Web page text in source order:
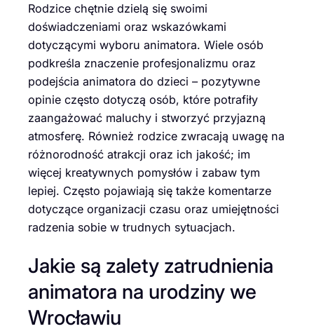
Rodzice chętnie dzielą się swoimi
doświadczeniami oraz wskazówkami
dotyczącymi wyboru animatora. Wiele osób
podkreśla znaczenie profesjonalizmu oraz
podejścia animatora do dzieci – pozytywne
opinie często dotyczą osób, które potrafiły
zaangażować maluchy i stworzyć przyjazną
atmosferę. Również rodzice zwracają uwagę na
różnorodność atrakcji oraz ich jakość; im
więcej kreatywnych pomysłów i zabaw tym
lepiej. Często pojawiają się także komentarze
dotyczące organizacji czasu oraz umiejętności
radzenia sobie w trudnych sytuacjach.
Jakie są zalety zatrudnienia
animatora na urodziny we
Wrocławiu